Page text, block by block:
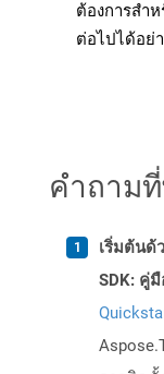
ต้องการสำ
ต่อไปได้อย่
คำถาม
เริ่มต้นด้
SDK: คู่